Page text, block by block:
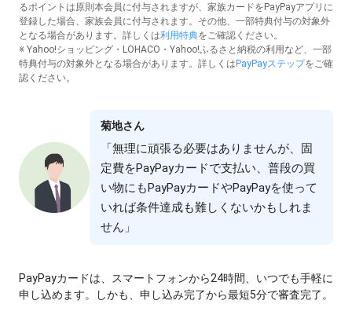
るポイントは原則本会員に付与されますが、家族カードをPayPayアプリに
登録した場合、家族会員に付与されます。その他、⼀部特典付与の対象外
となる場合があります。詳しくは利⽤特典をご確認ください。
※ Yahoo!ショッピング・LOHACO・Yahoo!ふるさと納税の利⽤など、⼀部
特典付与の対象外となる場合があります。詳しくはPayPayステップをご確
認ください。
菊地さん
「無理に頑張る必要はありませんが、固
定費をPayPayカードで⽀払い、普段の買
い物にもPayPayカードやPayPayを使って
いれば条件達成も難しくないかもしれま
せん」
PayPayカードは、スマートフォンから24時間、いつでも⼿軽に
申し込めます。しかも、申し込み完了から最短5分で審査完了。